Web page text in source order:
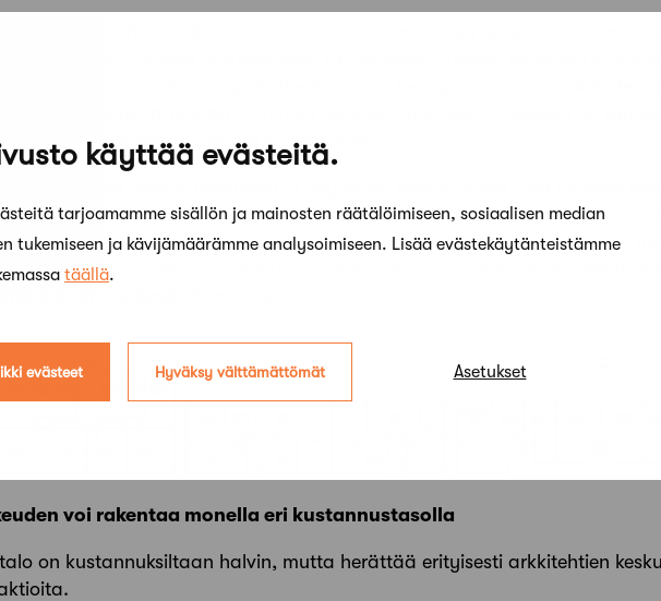
käyttää evästeitä.
tarjoamamme sisällön ja mainosten räätälöimiseen, sosiaalisen median
tukemiseen ja kävijämäärämme analysoimiseen. Lisää evästekäytänteistämme
täällä.
evästeet Hyväksy välttämättömät Asetukset
arkkitehdit voivat myös olla avainroolissa yritysten tutkimus- ja
Lukuisat yritykset ovat rahoittaneet vuosien saatossa
ja vuorovaikuttaneet poikkitieteellisessä kehitystoiminnassa.
vaikuttavuutta, kun niitä tehdään vuorovaikutuksessa eri
yhdessä oikeissa projekteissa.
on erilaisia laatunäkemyksiä ja käyttäjien keskuudessa niitä on vielä
vaalivien rakennuttajien lisääntyminen edistää myös luottamusta
kaavoitukseen saadaan rekrytoitua planner-henkisiä erilaisten
mahdollisuudet suunnittelua ja rakennuttamista tekevillä
tyydyttäviä ratkaisuja.
voi rakentaa monella eri kustannustasolla
on kustannuksiltaan halvin, mutta herättää erityisesti arkkitehtien